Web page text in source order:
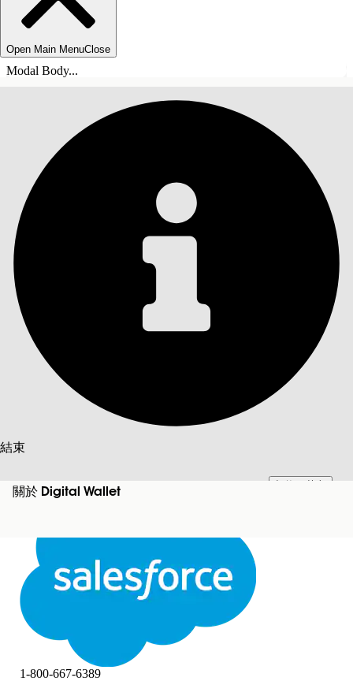
Open Main MenuClose
Modal Body...
結束
此文已使用 Salesforce 機器翻譯系統翻譯。更多詳細資料請參見
結束
關於 Digital Wallet
目錄
1-800-667-6389